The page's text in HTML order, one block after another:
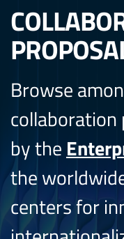
Browse
by the
the
centers for